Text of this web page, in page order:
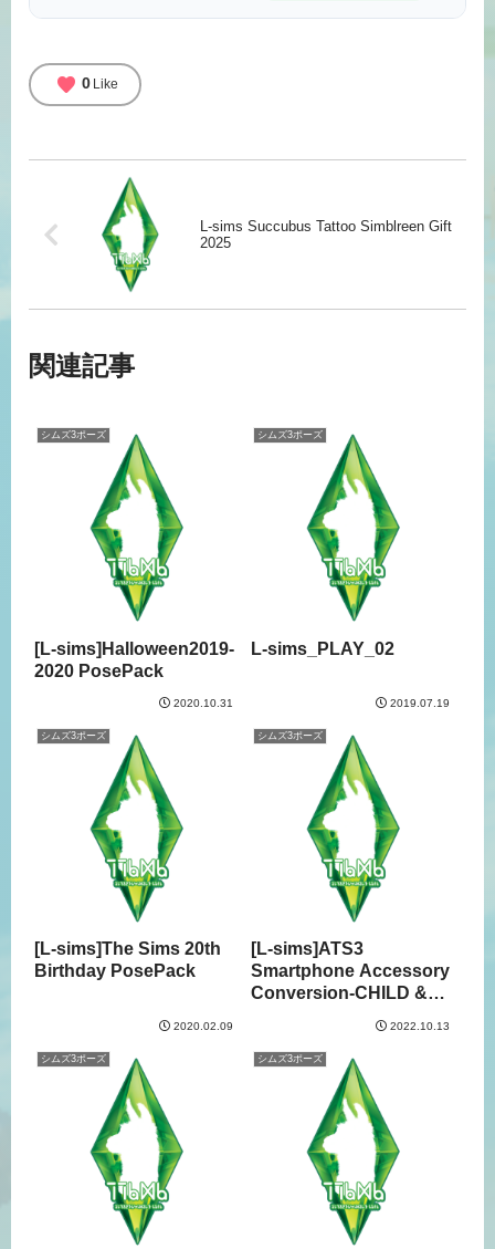
favorite 0 Like
L-sims Succubus Tattoo Simblreen Gift
2025
関連記事
シムズ3ポーズ
[L-sims]Halloween2019-
2020 PosePack
2020.10.31
シムズ3ポーズ
L-sims_PLAY_02
2019.07.19
シムズ3ポーズ
[L-sims]The Sims 20th
Birthday PosePack
2020.02.09
シムズ3ポーズ
[L-sims]ATS3
Smartphone Accessory
Conversion-CHILD &
2022.10.13
シムズ3ポーズ シムズ3ポーズ